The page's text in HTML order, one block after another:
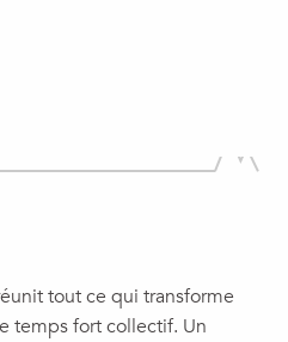
tout ce qui transforme
temps fort collectif. Un